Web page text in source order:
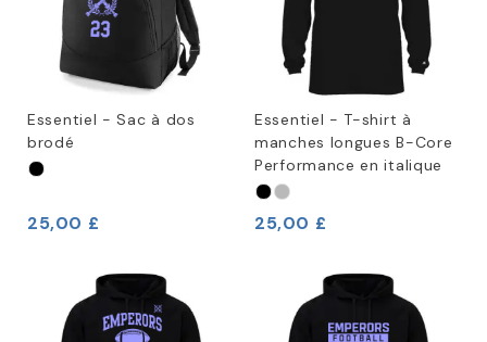
Essentiel - Sac à dos
brodé
25,00 £
Essentiel - T-shirt à
manches longues B-Core
Performance en italique
25,00 £